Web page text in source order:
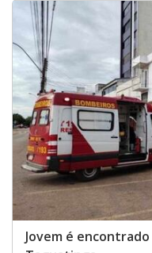
Opens in new window
Jovem é